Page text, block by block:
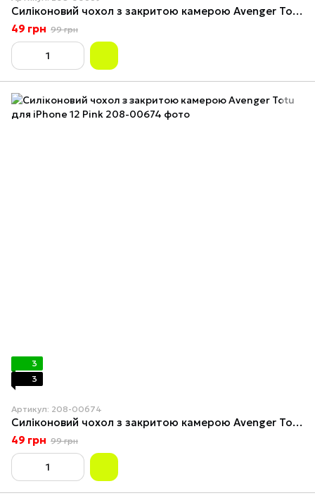
Силіконовий чохол з закритою камерою Avenger Totu для iPhone 11 Pro Max Light Blue
49 грн 99 грн
3
3
Артикул: 208-00674
Силіконовий чохол з закритою камерою Avenger Totu для iPhone 12 Pink
49 грн 99 грн